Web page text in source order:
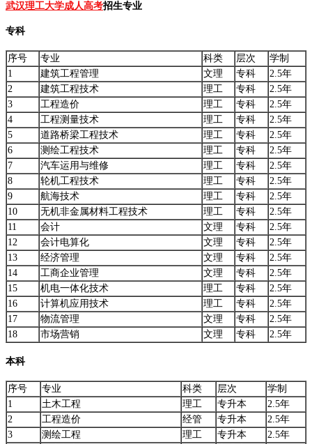
武汉理工大学成人高考招生专业
专科
序号 专业 科类 层次
学制
1
建筑工程管理 文理 专科
2.5年
2
建筑工程技术 理工 专科
2.5年
3
工程造价 理工 专科
2.5年
4
工程测量技术 理工 专科
2.5年
5
道路桥梁工程技术 理工 专科
2.5年
6
测绘工程技术 理工 专科
2.5年
7
汽车运用与维修 理工 专科
2.5年
8
轮机工程技术 理工 专科
2.5年
9
航海技术 理工 专科
2.5年
10
无机非金属材料工程技术 理工 专科
2.5年
11
会计 文理 专科
2.5年
12
会计电算化 文理 专科
2.5年
13
经济管理 文理 专科
2.5年
14
工商企业管理 文理 专科
2.5年
15
机电一体化技术 理工 专科
2.5年
16
计算机应用技术 理工 专科
2.5年
17
物流管理 文理 专科
2.5年
18
市场营销 文理 专科 2.5年
本科
序号 专业 科类 层次
学制
1
土木工程 理工 专升本
2.5年
2
工程造价 经管 专升本
2.5年
3
测绘工程 理工 专升本
2.5年